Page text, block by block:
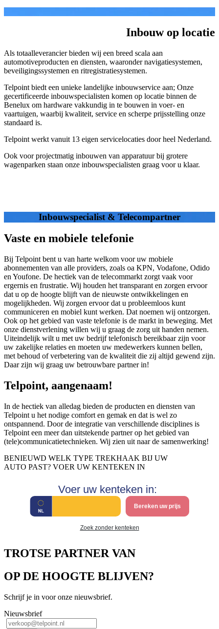
Inbouw op locatie
Als totaalleverancier bieden wij een breed scala aan
automotiveproducten en diensten, waaronder navigatiesystemen,
beveiligingssystemen en ritregistratiesystemen.
Telpoint biedt een unieke landelijke inbouwservice aan; Onze
gecertificeerde inbouwspecialisten komen op locatie binnen de
Benelux om hardware vakkundig in te bouwen in voer- en
vaartuigen, waarbij kwaliteit, service en scherpe prijsstelling onze
standaard is.
Telpoint werkt vanuit 13 eigen servicelocaties door heel Nederland.
Ook voor projectmatig inbouwen van apparatuur bij grotere
wagenparken staan onze inbouwspecialisten graag voor u klaar.
Inbouwspecialist & Telecompartner
Vaste en mobiele telefonie
Bij Telpoint bent u van harte welkom voor uw mobiele
abonnementen van alle providers, zoals oa KPN, Vodafone, Odido
en Youfone. De hectiek van de telecommarkt zorgt vaak voor
ergernis en frustratie. Wij houden het transparant en zorgen ervoor
dat u op de hoogte blijft van de nieuwste ontwikkelingen en
mogelijkheden. Wij zorgen ervoor dat u probleemloos kunt
communiceren en mobiel kunt werken. Dat noemen wij ontzorgen.
Ook op het gebied van vaste telefonie is de markt in beweging. Met
onze dienstverlening willen wij u graag de zorg uit handen nemen.
Uiteindelijk wilt u met uw bedrijf telefonisch bereikbaar zijn voor
uw zakelijke relaties en moeten uw medewerkers kunnen bellen,
met behoud of verbetering van de kwaliteit die zij altijd gewend zijn.
Daar zijn wij graag uw betrouwbare partner in!
Telpoint, aangenaam!
In de hectiek van alledag bieden de producten en diensten van
Telpoint u het nodige comfort en gemak en dat is wel zo
ontspannend. Door de integratie van verschillende disciplines is
Telpoint een meer dan uitstekende partner op het gebied van
(tele)communicatietechnieken. Wij zien uit naar de samenwerking!
BENIEUWD WELK TYPE TREKHAAK BIJ UW
AUTO PAST? VOER UW KENTEKEN IN
Voer uw kenteken in:
Bereken uw prijs
Zoek zonder kenteken
TROTSE PARTNER VAN
OP DE HOOGTE BLIJVEN?
Schrijf je in voor onze nieuwsbrief.
Nieuwsbrief